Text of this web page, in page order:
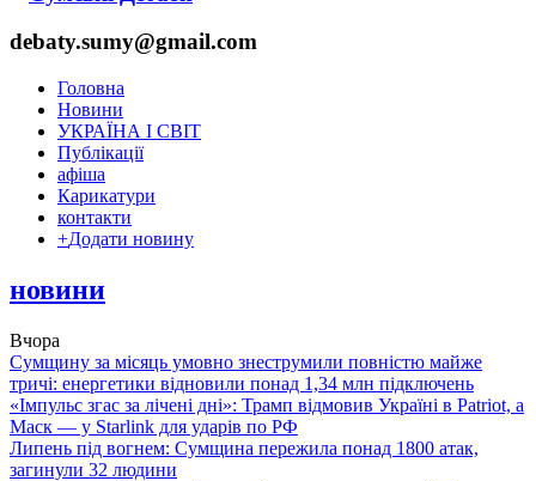
debaty.sumy@gmail.com
Головна
Новини
УКРАЇНА І СВІТ
Публікації
афіша
Карикатури
контакти
+Додати новину
новини
Вчора
Сумщину за місяць умовно знеструмили повністю майже
тричі: енергетики відновили понад 1,34 млн підключень
«Імпульс згас за лічені дні»: Трамп відмовив Україні в Patriot, а
Маск — у Starlink для ударів по РФ
Липень під вогнем: Сумщина пережила понад 1800 атак,
загинули 32 людини